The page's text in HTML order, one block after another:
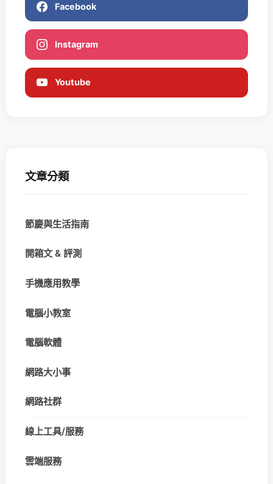
Facebook
Instagram
Youtube
文章分類
節慶與生活指南
開箱文 & 評測
手機應用教學
電腦小教室
電腦軟體
網路大小事
網路社群
線上工具/服務
雲端服務